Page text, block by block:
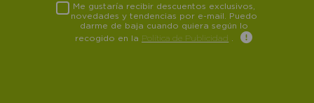
Me gustaría recibir descuentos exclusivos,
novedades y tendencias por e-mail. Puedo
darme de baja cuando quiera según lo
recogido en la Política de Publicidad